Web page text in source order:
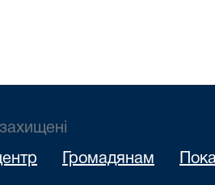
Громадянам